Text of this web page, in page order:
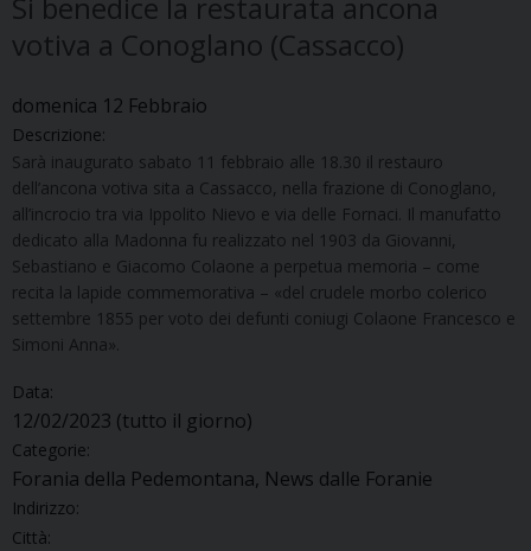
votiva a Conoglano (Cassacco)
domenica 12 Febbraio
Descrizione:
Sarà inaugurato sabato 11 febbraio alle 18.30 il restauro
dell’ancona votiva sita a Cassacco, nella frazione di Conoglano,
all’incrocio tra via Ippolito Nievo e via delle Fornaci. Il manufatto
dedicato alla Madonna fu realizzato nel 1903 da Giovanni,
Sebastiano e Giacomo Colaone a perpetua memoria – come
recita la lapide commemorativa – «del crudele morbo colerico
settembre 1855 per voto dei defunti coniugi Colaone Francesco e
Simoni Anna».
Data:
12/02/2023 (tutto il giorno)
Categorie:
Forania della Pedemontana, News dalle Foranie
Indirizzo:
Città: